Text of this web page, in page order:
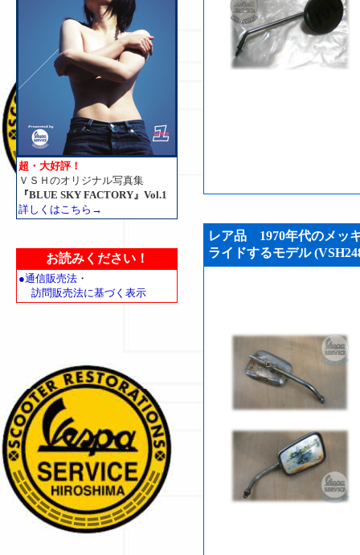
超・大好評！
ＶＳＨのオリジナル写真集
『BLUE SKY FACTORY』Vol.1
詳しくはこちら→
お読みください！
●通信販売法・
訪問販売法に基づく表示
レア品 1970年代のメッ
ライドするモデル